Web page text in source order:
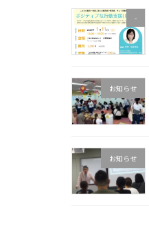
-
お知らせ
お知らせ